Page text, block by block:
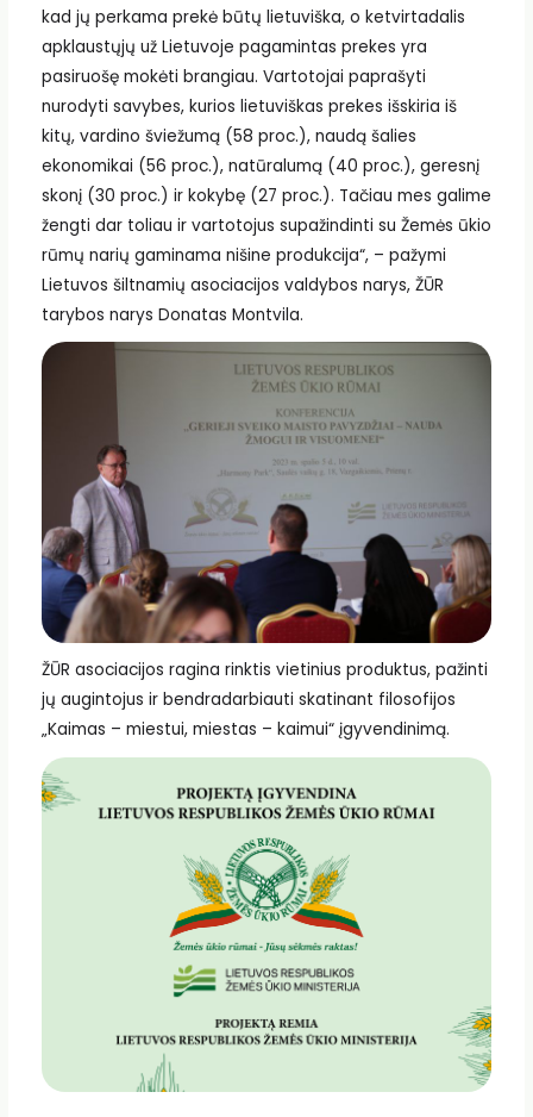
kad jų perkama prekė būtų lietuviška, o ketvirtadalis
apklaustųjų už Lietuvoje pagamintas prekes yra
pasiruošę mokėti brangiau. Vartotojai paprašyti
nurodyti savybes, kurios lietuviškas prekes išskiria iš
kitų, vardino šviežumą (58 proc.), naudą šalies
ekonomikai (56 proc.), natūralumą (40 proc.), geresnį
skonį (30 proc.) ir kokybę (27 proc.). Tačiau mes galime
žengti dar toliau ir vartotojus supažindinti su Žemės ūkio
rūmų narių gaminama nišine produkcija“, – pažymi
Lietuvos šiltnamių asociacijos valdybos narys, ŽŪR
tarybos narys Donatas Montvila.
ŽŪR asociacijos ragina rinktis vietinius produktus, pažinti
jų augintojus ir bendradarbiauti skatinant filosofijos
„Kaimas – miestui, miestas – kaimui“ įgyvendinimą.